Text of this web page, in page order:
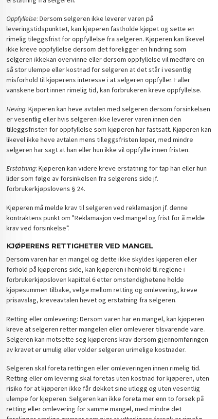
Oppfyllelse: Dersom selgeren ikke leverer varen på
leveringstidspunktet, kan kjøperen fastholde kjøpet og sette en
rimelig tileggsfrist for oppfyllelse fra selgeren. Kjøperen kan likevel
ikke kreve oppfyllelse dersom det foreligger en hindring som
selgeren ikkekan overvinne eller dersom oppfyllelse vil medføre en
så stor ulempe eller kostnad for selgeren at det står i vesentlig
misforhold til kjøperens interesse i at selgeren oppfyller. Faller
vanskene bort innen rimelig tid, kan forbrukeren kreve oppfyllelse.
Heving: Kjøperen kan heve avtalen med selgeren dersom forsinkelsen
er vesentlig eller hvis selgeren ikke leverer varen innen den
tilleggsfristen for oppfyllelse som kjøperen har fastsatt. Kjøperen kan
likevel ikke heve avtalen mens tilleggsfristen løper, med mindre
selgeren har sagt at han eller hun ikke vil oppfylle innen fristen.
Erstatning: Kjøperen kan videre kreve erstatning for tap han eller hun
lider som følge av forsinkelsen fra selgerens side jf.
forbrukerkjøpslovens § 24.
Kjøperen må melde krav til selgeren ved reklamasjon jf. denne
kontraktens punkt om "Reklamasjon ved mangel og frist for å melde
krav ved forsinkelse”.
KJØPERENS RETTIGHETER VED MANGEL
Dersom varen har en mangel og dette ikke skyldes kjøperen eller
forhold på kjøperens side, kan kjøperen i henhold til reglene i
forbrukerkjøpsloven kapittel 6 etter omstendighetene holde
kjøpesummen tilbake, velge mellom retting og omlevering, kreve
prisavslag, kreveavtalen hevet og erstatning fra selgeren.
Retting eller omlevering: Dersom varen har en mangel, kan kjøperen
kreve at selgeren retter mangelen eller omleverer tilsvarende vare.
Selgeren kan motsette seg kjøperens krav dersom gjennomføringen
av kravet er umulig eller volder selgeren urimelige kostnader.
Selgeren skal foreta rettingen eller omleveringen innen rimelig tid.
Retting eller om levering skal foretas uten kostnad for kjøperen, uten
risiko for at kjøperen ikke får dekket sine utlegg og uten vesentlig
ulempe for kjøperen. Selgeren kan ikke foreta mer enn to forsøk på
retting eller omlevering for samme mangel, med mindre det